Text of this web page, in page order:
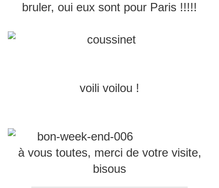
bruler, oui eux sont pour Paris !!!!!
voili voilou !
à vous toutes, merci de votre visite,
bisous